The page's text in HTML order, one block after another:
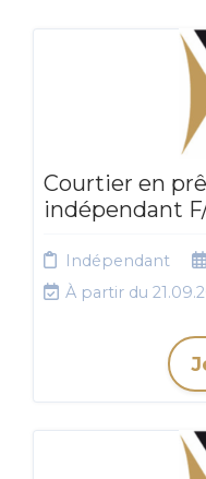
Courtier en
indépendant
Indépendant
À partir du